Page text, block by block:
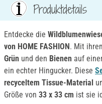
Produktdetails
Entdecke die
von HOME FASHION . Mit
Grün und den Bienen auf
ein echter Hingucker. Diese
recyceltem Tissue-Material
Größe von 33 x 33 cm ist sie